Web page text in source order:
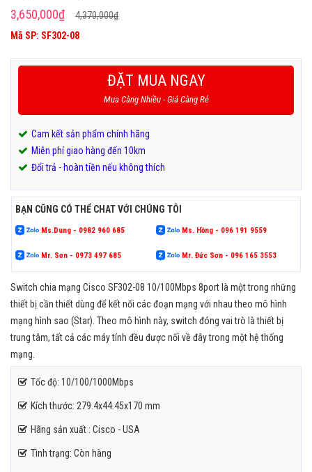
4,370,000₫Giá
4,370,000₫.
3,650,000₫
Giá
là:
3,650,000₫.
Mã SP: SF302-08
ĐẶT MUA NGAY
Mua Càng Nhiều - Giá Càng Rẻ
Cam kết sản phẩm chính hãng
Miễn phí giao hàng đến 10km
Đổi trả - hoàn tiền nếu không thích
BẠN CŨNG CÓ THỂ CHAT VỚI CHÚNG TÔI
Ms.Dung - 0982 960 685 Ms. Hồng - 096 191 9559
Mr. Sơn - 0973 497 685 Mr. Đức Sơn - 096 165 3553
Switch chia mạng Cisco SF302-08 10/100Mbps 8port là một trong những
thiết bị cần thiết dùng để kết nối các đoạn mạng với nhau theo mô hình
mạng hình sao (Star). Theo mô hình này, switch đóng vai trò là thiết bị
trung tâm, tất cả các máy tính đều được nối về đây trong một hệ thống
mạng.
Tốc độ: 10/100/1000Mbps
Kích thước: 279.4x44.45x170 mm
Hãng sản xuất : Cisco - USA
Tình trạng: Còn hàng